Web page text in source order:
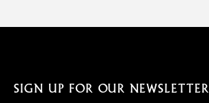
SIGN UP FOR OUR NEWSLETTER